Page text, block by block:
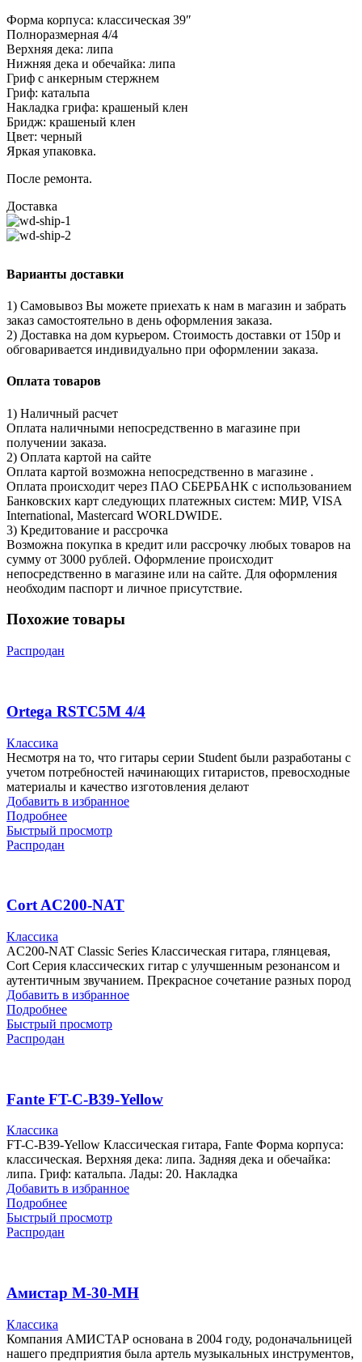
Форма корпуса: классическая 39″
Полноразмерная 4/4
Верхняя дека: липа
Нижняя дека и обечайка: липа
Гриф c анкерным стержнем
Гриф: катальпа
Накладка грифа: крашеный клен
Бридж: крашеный клен
Цвет: черный
Яркая упаковка.
После ремонта.
Доставка
Варианты доставки
1) Самовывоз Вы можете приехать к нам в магазин и забрать
заказ самостоятельно в день оформления заказа.
2) Доставка на дом курьером. Стоимость доставки от 150р и
обговаривается индивидуально при оформлении заказа.
Оплата товаров
1) Наличный расчет
Оплата наличными непосредственно в магазине при
получении заказа.
2) Оплата картой на сайте
Оплата картой возможна непосредственно в магазине .
Оплата происходит через ПАО СБЕРБАНК с использованием
Банковских карт следующих платежных систем: МИР, VISA
International, Mastercard WORLDWIDE.
3) Кредитование и рассрочка
Возможна покупка в кредит или рассрочку любых товаров на
сумму от 3000 рублей. Оформление происходит
непосредственно в магазине или на сайте. Для оформления
необходим паспорт и личное присутствие.
Похожие товары
Распродан
Ortega RSTC5M 4/4
Классика
Несмотря на то, что гитары серии Student были разработаны с
учетом потребностей начинающих гитаристов, превосходные
материалы и качество изготовления делают
Добавить в избранное
Подробнее
Быстрый просмотр
Распродан
Cort AC200-NAT
Классика
AC200-NAT Classic Series Классическая гитара, глянцевая,
Cort Серия классических гитар с улучшенным резонансом и
аутентичным звучанием. Прекрасное сочетание разных пород
Добавить в избранное
Подробнее
Быстрый просмотр
Распродан
Fante FT-C-B39-Yellow
Классика
FT-C-B39-Yellow Классическая гитара, Fante Форма корпуса:
классическая. Верхняя дека: липа. Задняя дека и обечайка:
липа. Гриф: катальпа. Лады: 20. Накладка
Добавить в избранное
Подробнее
Быстрый просмотр
Распродан
Амистар M-30-MH
Классика
Компания АМИСТАР основана в 2004 году, родоначальницей
нашего предприятия была артель музыкальных инструментов,